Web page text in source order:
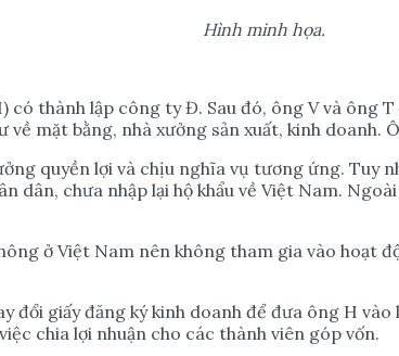
Hình minh họa.
có thành lập công ty Đ. Sau đó, ông V và ông
mặt bằng, nhà xưởng sản xuất, kinh doanh.
quyền lợi và chịu nghĩa vụ tương ứng. Tuy
dân, chưa nhập lại hộ khẩu về Việt Nam.
ở Việt Nam nên không tham gia vào hoạt
đổi giấy đăng ký kinh doanh để đưa ông H
chia lợi nhuận cho các thành viên góp vốn.